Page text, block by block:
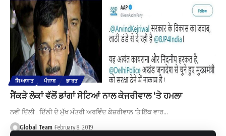
ਸਿਆਸਤ ਪੰਜਾਬ ਭਾਰਤ
ਸੈਂਕੜੇ ਲੋਕਾਂ ਵੱਲੋਂ ਡਾਂਗਾਂ ਸੋਟਿਆਂ ਨਾਲ ਕੇਜਰੀਵਾਲ ‘ਤੇ ਹਮਲਾ
ਨਵੀਂ ਦਿੱਲੀ : ਦਿੱਲੀ ਦੇ ਮੁੱਖ ਮੰਤਰੀ ਅਰਵਿੰਦ ਕੇਜ਼ਰੀਵਾਲ 'ਤੇ ਇੱਕ ਵਾਰ…
Global Team February 8, 2019